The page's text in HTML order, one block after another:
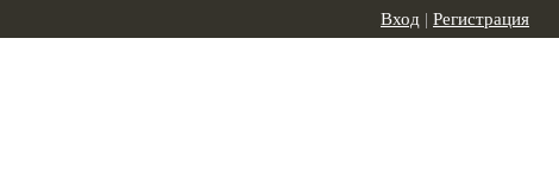
Вход | Регистрация